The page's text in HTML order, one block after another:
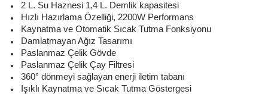
2 L. Su Haznesi 1,4 L. Demlik kapasitesi
Hızlı Hazırlama Özelliği, 2200W Performans
Kaynatma ve Otomatik Sıcak Tutma Fonksiyonu
Damlatmayan Ağız Tasarımı
Paslanmaz Çelik Gövde
Paslanmaz Çelik Çay Filtresi
360° dönmeyi sağlayan enerji iletim tabanı
Işıklı Kaynatma ve Sıcak Tutma Göstergesi